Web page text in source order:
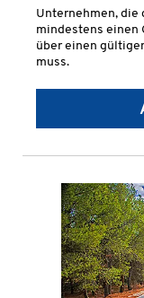
Unternehmen, die
mindestens einen
über einen
muss.